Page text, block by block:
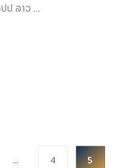
ປ ລາວ ...
… 4 5